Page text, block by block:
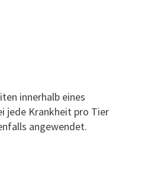
innerhalb eines
jede Krankheit pro Tier
angewendet.